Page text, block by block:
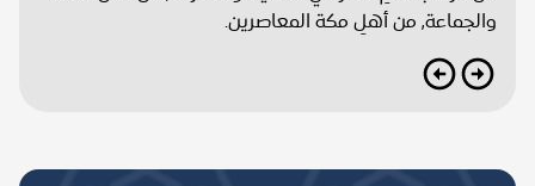
والجماعة, من أهلِ مكة المعاصرين.